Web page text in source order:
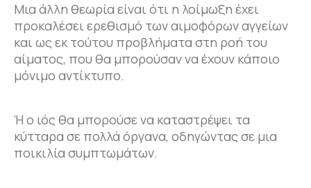
Μια άλλη θεωρία είναι ότι η λοίμωξη έχει
προκαλέσει ερεθισμό των αιμοφόρων αγγείων
και ως εκ τούτου προβλήματα στη ροή του
αίματος, που θα μπορούσαν να έχουν κάποιο
μόνιμο αντίκτυπο.
Ή ο ιός θα μπορούσε να καταστρέψει τα
κύτταρα σε πολλά όργανα, οδηγώντας σε μια
ποικιλία συμπτωμάτων.